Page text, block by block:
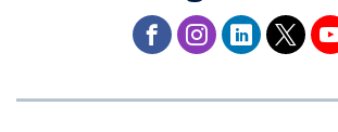
facebookinstagram
linkedintwitter